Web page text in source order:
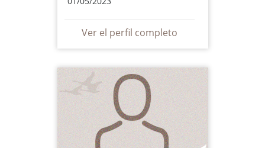
Ver el perfil completo